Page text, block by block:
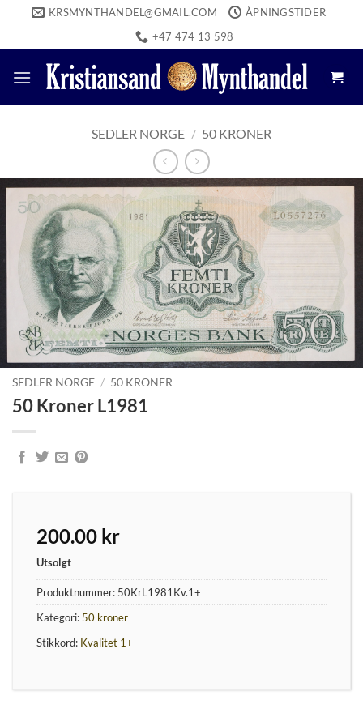
content
KRSMYNTHANDEL@GMAIL.COM
ÅPNINGSTIDER
+47 474 13 598
SEDLER NORGE / 50 KRONER
SEDLER NORGE / 50 KRONER
50 Kroner L1981
200.00 kr
Utsolgt
Produktnummer: 50KrL1981Kv.1+
Kategori: 50 kroner
Stikkord: Kvalitet 1+